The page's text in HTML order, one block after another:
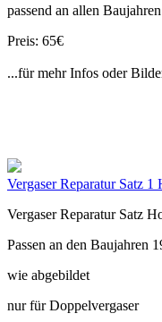
passend an allen Baujahren
Preis: 65€
...für mehr Infos oder
Vergaser Reparatur Satz
Vergaser Reparatur Satz
Passen an den Baujahren
wie abgebildet
nur für Doppelvergaser